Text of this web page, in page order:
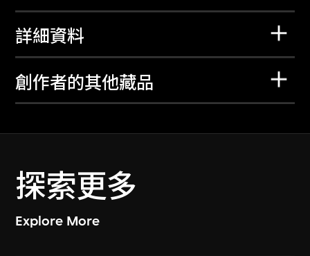
詳細資料
創作者的其他藏品
探索更多
Explore More